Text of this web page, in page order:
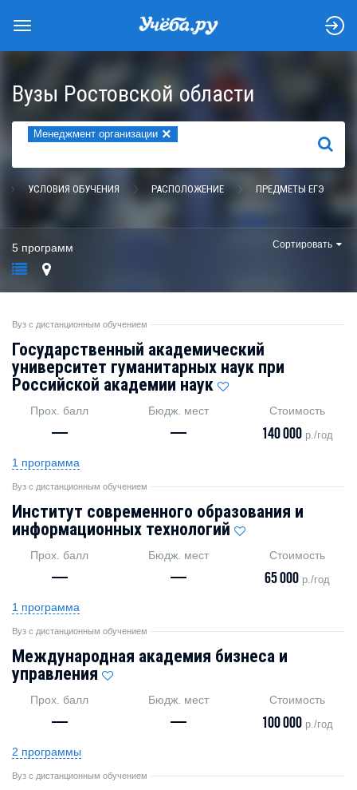
Вузы Ростовской области
Менеджмент организации ×
НАЙТИ
УСЛОВИЯ ОБУЧЕНИЯ РАСПОЛОЖЕНИЕ ПРЕДМЕТЫ ЕГЭ
5 программ Сортировать
Вуз с дистанционным обучением
Государственный академический
университет гуманитарных наук при
Российской академии наук
Прох. балл
—
Бюдж. мест
—
Стоимость
140 000 р./год
1 программа
Вуз с дистанционным обучением
Институт современного образования и
информационных технологий
Прох. балл
—
Бюдж. мест
—
Стоимость
65 000 р./год
1 программа
Вуз с дистанционным обучением
Международная академия бизнеса и
управления
Прох. балл
—
Бюдж. мест
—
Стоимость
100 000 р./год
2 программы
Вуз с дистанционным обучением